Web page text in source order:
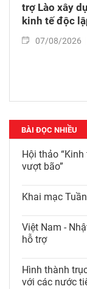
trợ Lào xây
kinh tế độc
07/08/2026
BÀI ĐỌC NHIỀU
Hội thảo
vượt bão”
Khai mạc
Việt Nam -
hỗ trợ
Hình thành
với các nước